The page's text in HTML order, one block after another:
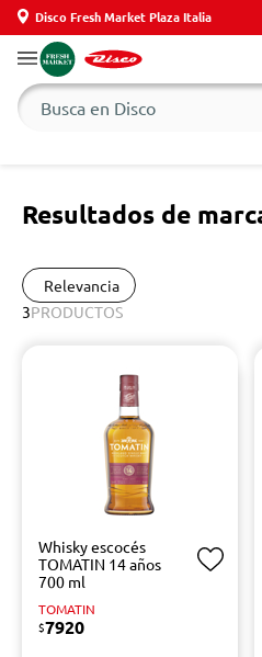
Disco Fresh Market Plaza Italia
Resultados de
Relevancia
3PRODUCTOS
Whisky escocés
TOMATIN 14 años
700 ml
TOMATIN
$7920